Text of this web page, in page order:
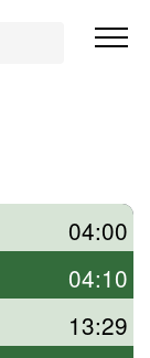
04:00
04:10
13:29